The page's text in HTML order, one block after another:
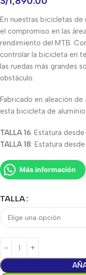
En nuestras bicicletas
el compromiso en las
rendimiento del MTB.
controlar la bicicleta en
las ruedas más grandes
obstáculo.
Fabricado en aleación
esta bicicleta de
TALLA 16: Estatura desde
TALLA 18: Estatura desde
Más información
TALLA